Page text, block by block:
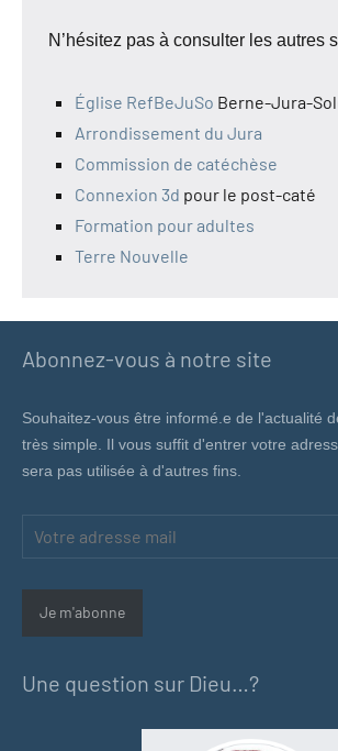
N’hésitez pas à consulter les autres
Église RefBeJuSo Berne-Jura-
Arrondissement du Jura
Commission de catéchèse
Connexion 3d pour le post-caté
Formation pour adultes
Terre Nouvelle
Abonnez-vous à notre site
Souhaitez-vous être informé.e de l'actualité
très simple. Il vous suffit d'entrer votre
sera pas utilisée à d'autres fins.
Votre
Je m'abonne
Une question sur Dieu…?